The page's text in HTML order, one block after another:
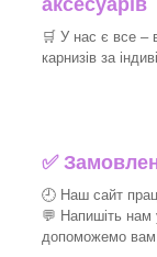
🛒 У нас є все –
карнизів за
✅
🕘 Наш сайт
💬 Напишіть нам
допоможемо вам